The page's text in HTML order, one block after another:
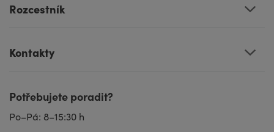
Rozcestník
Kontakty
Potřebujete poradit?
Po–Pá: 8–15:30 h